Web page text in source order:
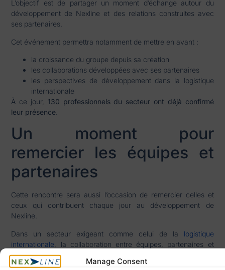
Manage Consent
L’objectif est de partager un moment d’échange autour du
développement de Nexline et des relations construites avec
ses partenaires.
Cet événement permettra notamment de mettre en avant :
la croissance du groupe depuis sa création
les collaborations développées avec ses partenaires
les perspectives de développement dans la logistique
internationale
À ce jour, 130 professionnels du secteur ont déjà confirmé
leur présence
Un moment pour
remercier les équipes et
partenaires
Cette rencontre sera aussi l’occasion de remercier celles et
ceux qui contribuent chaque jour au développement de
Nexline.
Dans un secteur exigeant comme celui de la logistique
internationale , la collaboration entre équipes, partenaires et
clients reste un facteur essentiel de réussite.